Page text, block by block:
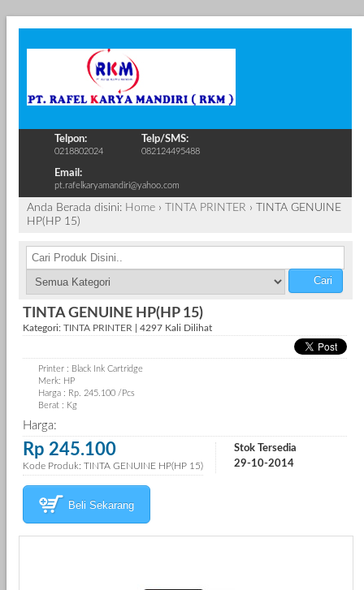
Telpon:
0218802024
Telp/SMS:
082124495488
Email:
pt.rafelkaryamandiri@yahoo.com
Anda Berada disini: Home › TINTA PRINTER ›
TINTA GENUINE
HP(HP 15)
Cari
TINTA GENUINE HP(HP 15)
Kategori: TINTA PRINTER | 4297 Kali Dilihat
Printer : Black Ink Cartridge
Merk: HP
Harga : Rp. 245.100 /Pcs
Berat : Kg
Harga:
Rp 245.100
Kode Produk: TINTA GENUINE HP(HP 15)
Stok Tersedia
29-10-2014
Beli Sekarang